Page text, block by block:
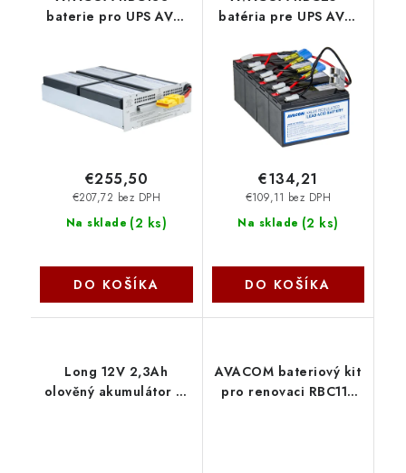
baterie pro UPS AVA-
Na sklade (2 ks)
€207,72 bez DPH
€255,50
DO KOŠÍKA
batéria pre UPS AVA-
Na sklade (2 ks)
€109,11 bez DPH
€134,21
DO KOŠÍKA
Long 12V 2,3Ah
olověný akumulátor F1
AVACOM bateriový kit
pro renovaci RBC117